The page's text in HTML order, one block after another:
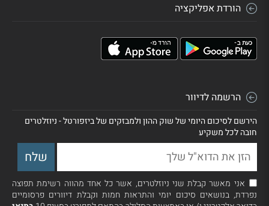
הורדת אפליקציה
הרשמה לדיוור
הירשם לסיכום היומי של שוק ההון ולמבזקים של ביזפורטל - ניוזלטרים
חובה לכל משקיע
אני מאשר קבלת שני ניוזלטרים, אשר כל אחד מהווה רשימת תפוצה
נפרדת, בנושאים סיכום יומי והתראות חמות וקבלת דיוורים פרסומיים